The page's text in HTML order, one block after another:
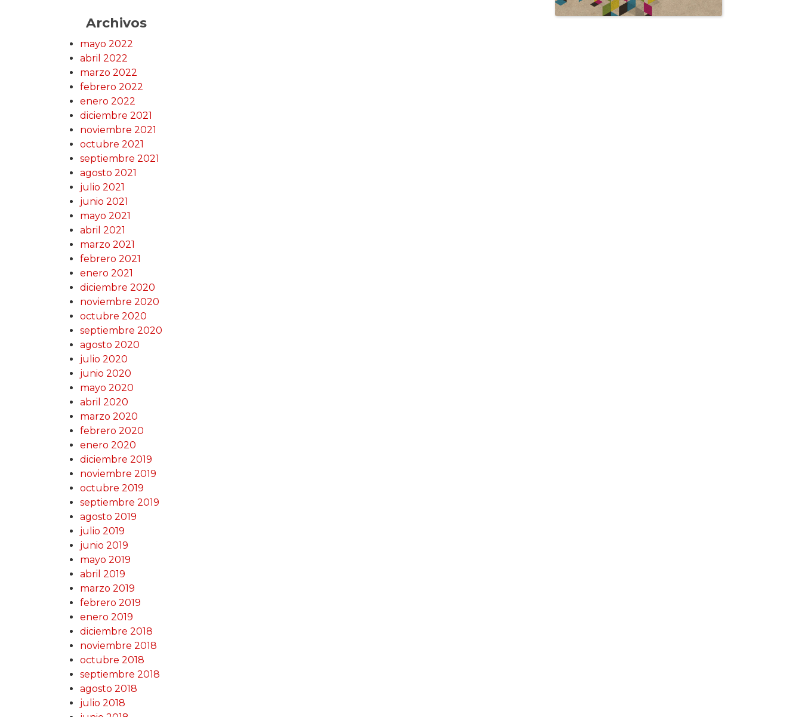
Archivos
mayo 2022
abril 2022
marzo 2022
febrero 2022
enero 2022
diciembre 2021
noviembre 2021
octubre 2021
septiembre 2021
agosto 2021
julio 2021
junio 2021
mayo 2021
abril 2021
marzo 2021
febrero 2021
enero 2021
diciembre 2020
noviembre 2020
octubre 2020
septiembre 2020
agosto 2020
julio 2020
junio 2020
mayo 2020
abril 2020
marzo 2020
febrero 2020
enero 2020
diciembre 2019
noviembre 2019
octubre 2019
septiembre 2019
agosto 2019
julio 2019
junio 2019
mayo 2019
abril 2019
marzo 2019
febrero 2019
enero 2019
diciembre 2018
noviembre 2018
octubre 2018
septiembre 2018
agosto 2018
julio 2018